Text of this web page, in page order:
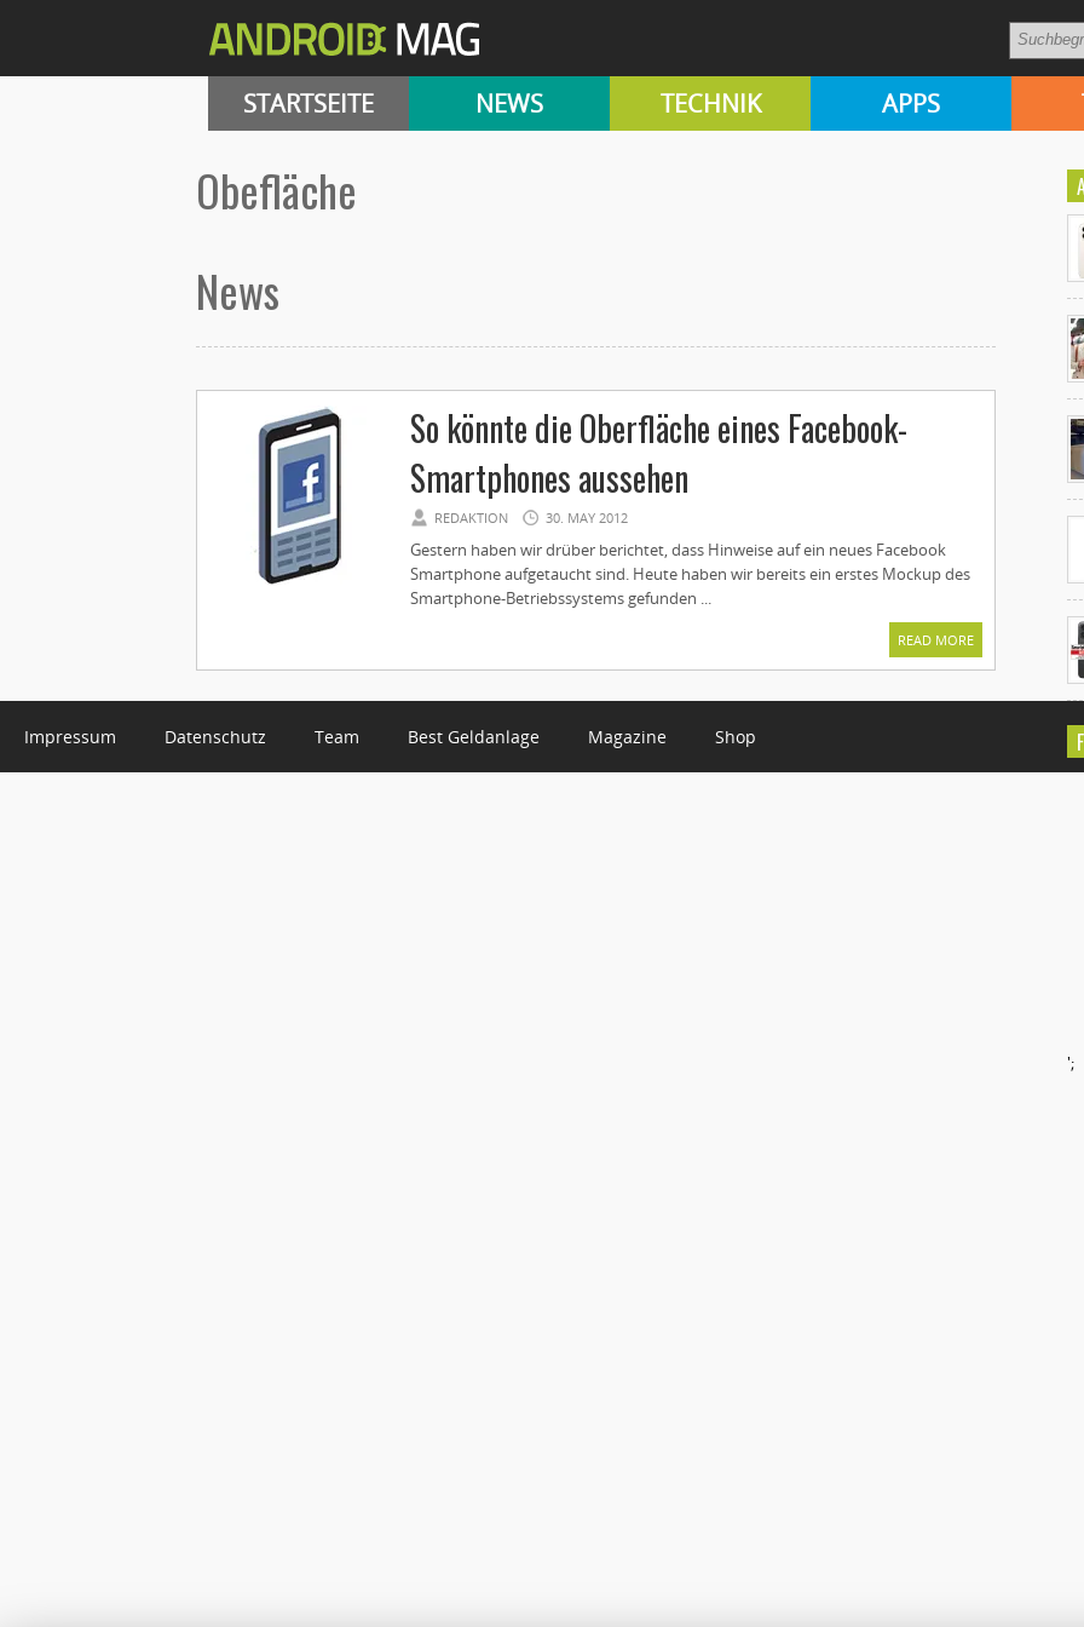
STARTSEITE NEWS TECHNIK APPS
Obefläche
News
So könnte die Oberfläche eines Facebook-
Smartphones aussehen
REDAKTION 30. MAY 2012
Gestern haben wir drüber berichtet, dass Hinweise auf ein neues Facebook
Smartphone aufgetaucht sind. Heute haben wir bereits ein erstes Mockup des
Smartphone-Betriebssystems gefunden ...
READ MORE
';
Impressum Datenschutz Team Best Geldanlage Magazine Shop